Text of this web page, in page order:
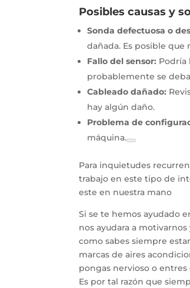
Posibles causas y
Sonda defectuosa o
dañada. Es posible que
Fallo del sensor: Podría
probablemente se
Cableado dañado:
hay algún daño.
Problema de
máquina.
Para inquietudes
trabajo en este tipo de
este en nuestra mano
Si se te hemos ayudado
nos ayudara a
como sabes siempre
marcas de aires
pongas nervioso o entres
Es por tal razón que